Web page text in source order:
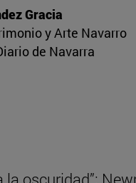
Gracia
y Arte Navarro
de Navarra